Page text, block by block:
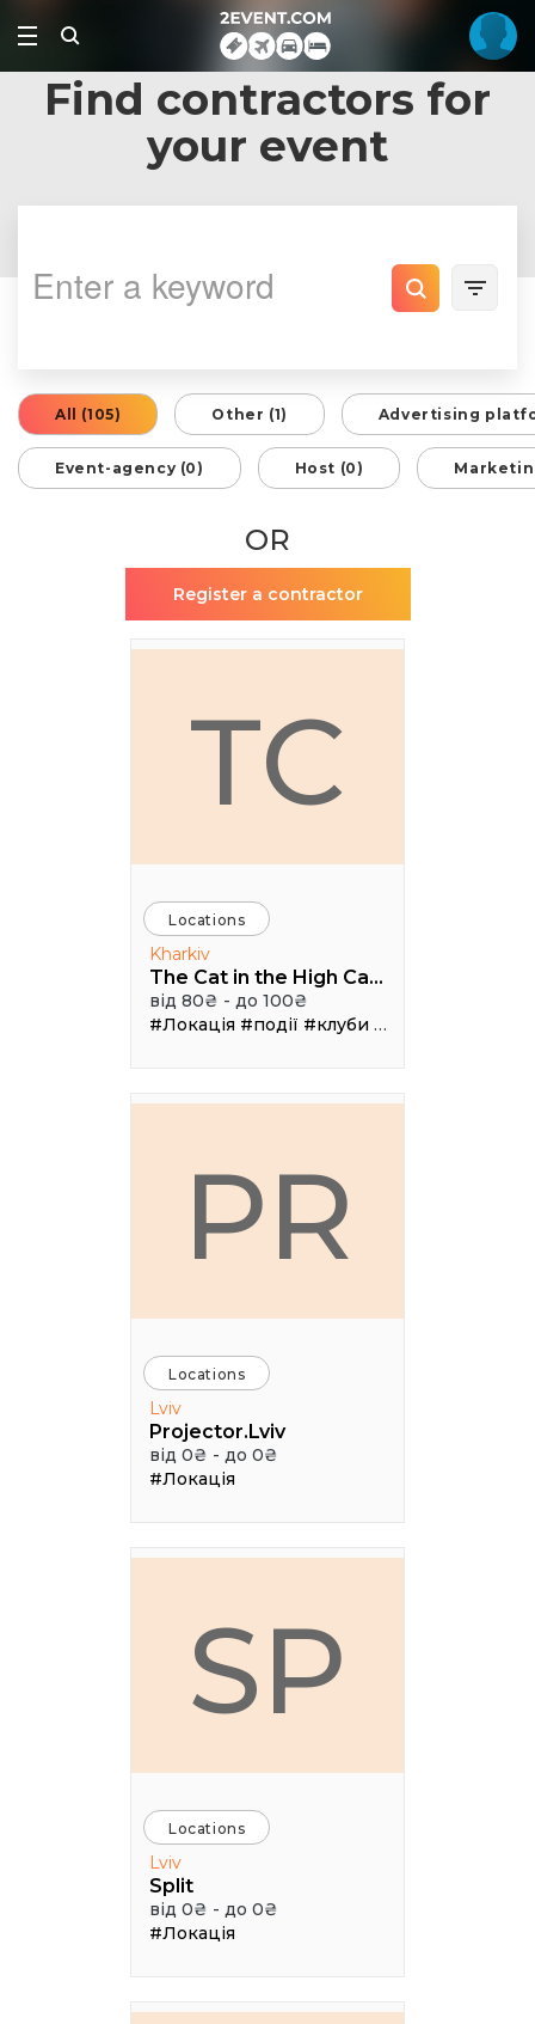
Find contractors for
your event
All (105) Other (1) Advertising
Event-agency (0) Host (0)
OR
Register a contractor
TC
Locations
Kharkiv
The Cat in the High Castle
від 80₴ - до 100₴
#Локація #події #клуби #Зал
PR
Locations
Lviv
Projector.Lviv
від 0₴ - до 0₴
#Локація
SP
Locations
Lviv
Split
від 0₴ - до 0₴
#Локація